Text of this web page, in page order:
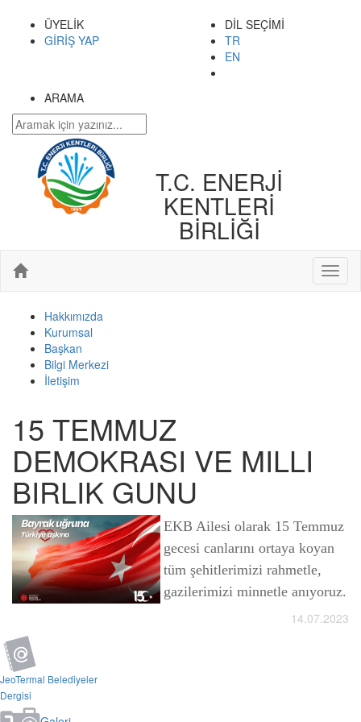
ÜYELİK
GİRİŞ YAP
DİL SEÇİMİ
TR
EN
ARAMA
T.C. ENERJİ
KENTLERİ
BİRLİĞİ
Hakkımızda
Kurumsal
Başkan
Bilgi Merkezi
İletişim
15 TEMMUZ
DEMOKRASI VE MILLI
BIRLIK GUNU
EKB Ailesi olarak 15 Temmuz
gecesi canlarını ortaya koyan
tüm şehitlerimizi rahmetle,
gazilerimizi minnetle anıyoruz.
14.07.2023
JeoTermal Belediyeler
Dergisi